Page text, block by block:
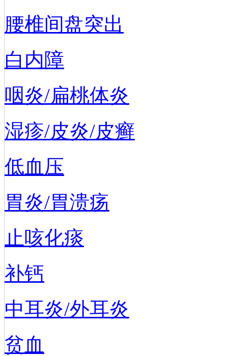
腰椎间盘突出
白内障
咽炎/扁桃体炎
湿疹/皮炎/皮癣
低血压
胃炎/胃溃疡
止咳化痰
补钙
中耳炎/外耳炎
贫血